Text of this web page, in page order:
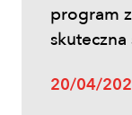
program
20/04/